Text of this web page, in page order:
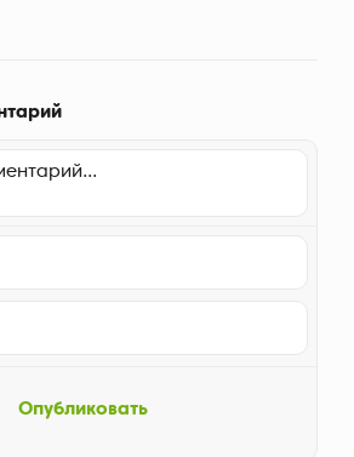
Опубликовать